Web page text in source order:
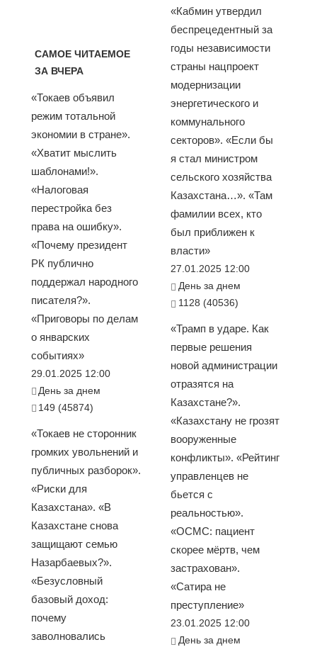
САМОЕ ЧИТАЕМОЕ
ЗА ВЧЕРА
«Токаев объявил
режим тотальной
экономии в стране».
«Хватит мыслить
шаблонами!».
«Налоговая
перестройка без
права на ошибку».
«Почему президент
РК публично
поддержал народного
писателя?».
«Приговоры по делам
о январских
событиях»
29.01.2025 12:00
День за днем
149 (45874)
«Токаев не сторонник
громких увольнений и
публичных разборок».
«Риски для
Казахстана». «В
Казахстане снова
защищают семью
Назарбаевых?».
«Безусловный
базовый доход:
почему
заволновались
«Кабмин утвердил
беспрецедентный за
годы независимости
страны нацпроект
модернизации
энергетического и
коммунального
секторов». «Если бы
я стал министром
сельского хозяйства
Казахстана…». «Там
фамилии всех, кто
был приближен к
власти»
27.01.2025 12:00
День за днем
1128 (40536)
«Трамп в ударе. Как
первые решения
новой администрации
отразятся на
Казахстане?».
«Казахстану не грозят
вооруженные
конфликты». «Рейтинг
управленцев не
бьется с
реальностью».
«ОСМС: пациент
скорее мёртв, чем
застрахован».
«Сатира не
преступление»
23.01.2025 12:00
День за днем